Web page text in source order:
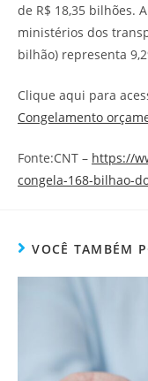
de R$ 18,35 bilhões.
ministérios dos
bilhão) representa
Clique aqui para
Congelamento
Fonte:CNT – https://
congela-168-bilhao-
VOCÊ TAMBÉM